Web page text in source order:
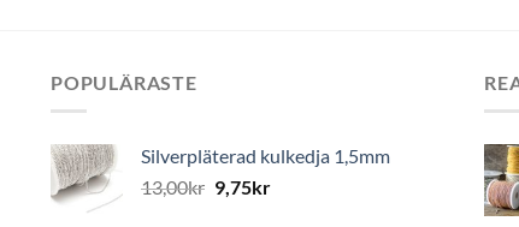
POPULÄRASTE
Silverpläterad kulkedja 1,5mm
13,00kr 9,75kr